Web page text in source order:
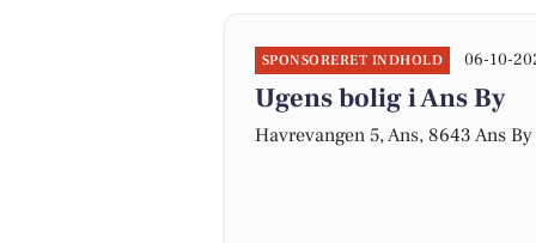
SPONSORERET INDHOLD 06-10-
Ugens bolig i Ans By
Havrevangen 5, Ans, 8643 Ans By